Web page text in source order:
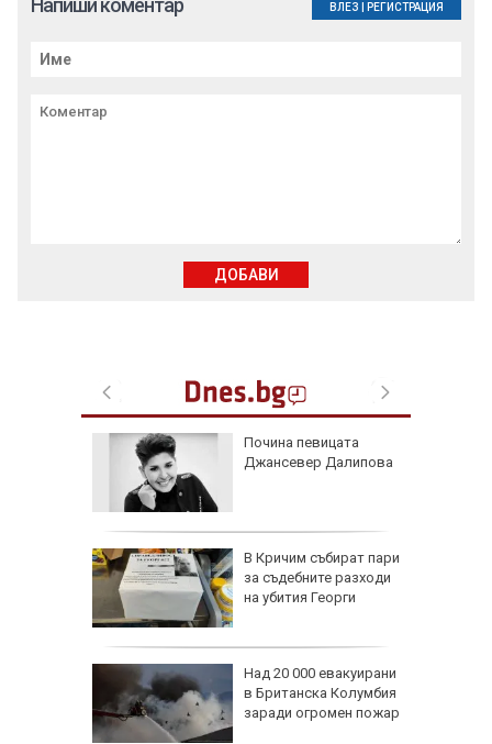
Почина певицата
Джансевер Далипова
В Кричим събират пари
за съдебните разходи
на убития Георги
Над 20 000 евакуирани
в Британска Колумбия
заради огромен пожар
Напиши коментар ВЛЕЗ РЕГИСТРАЦИЯ
ДОБАВИ